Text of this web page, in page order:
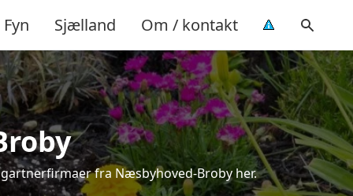
Fyn Sjælland Om / kontakt
fra Næsbyhoved-Broby her.